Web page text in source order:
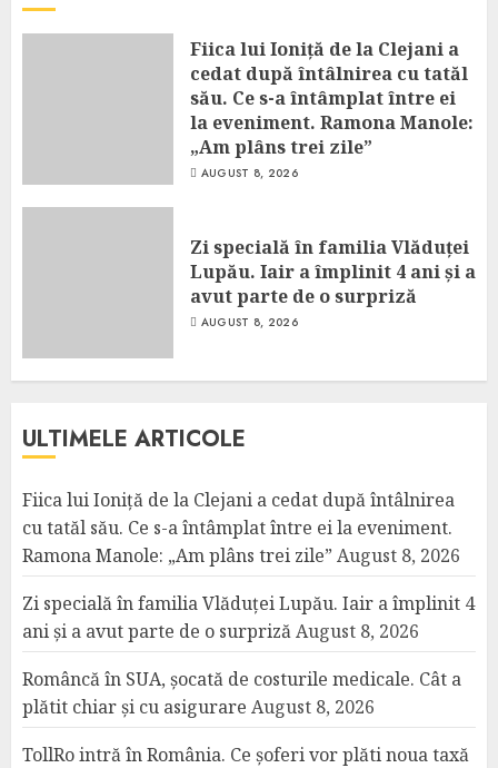
Fiica lui Ioniță de la Clejani a
cedat după întâlnirea cu tatăl
său. Ce s-a întâmplat între ei
la eveniment. Ramona Manole:
„Am plâns trei zile”
AUGUST 8, 2026
Zi specială în familia Vlăduței
Lupău. Iair a împlinit 4 ani și a
avut parte de o surpriză
AUGUST 8, 2026
ULTIMELE ARTICOLE
Fiica lui Ioniță de la Clejani a cedat după întâlnirea
cu tatăl său. Ce s-a întâmplat între ei la eveniment.
Ramona Manole: „Am plâns trei zile” August 8, 2026
Zi specială în familia Vlăduței Lupău. Iair a împlinit 4
ani și a avut parte de o surprizăAugust 8, 2026
Româncă în SUA, șocată de costurile medicale. Cât a
plătit chiar și cu asigurare August 8, 2026
TollRo intră în România. Ce șoferi vor plăti noua taxă